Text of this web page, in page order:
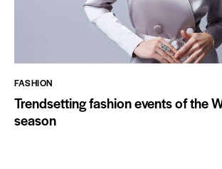
FASHION
Trendsetting fashion events of the
season